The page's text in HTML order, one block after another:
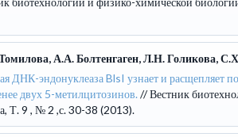
А.А. Болтенгаген, Л.Н. Голикова,
ДНК-эндонуклеаза BlsI узнает и расщепляет
двух 5-метилцитозинов. // Вестник
Т. 9 , № 2 ,с. 30-38 (2013).